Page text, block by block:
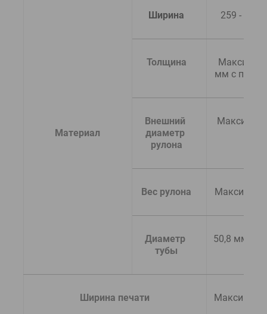
Материал
Ширина 259 -
Толщина
мм с
Внешний
диаметр
рулона
Максимум
Вес рулона Максимум
Диаметр
тубы
50,8 мм
Ширина печати
Максимум